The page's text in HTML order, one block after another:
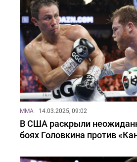
MMA 14.03.2025, 09:02
В США раскрыли
боях Головкина против